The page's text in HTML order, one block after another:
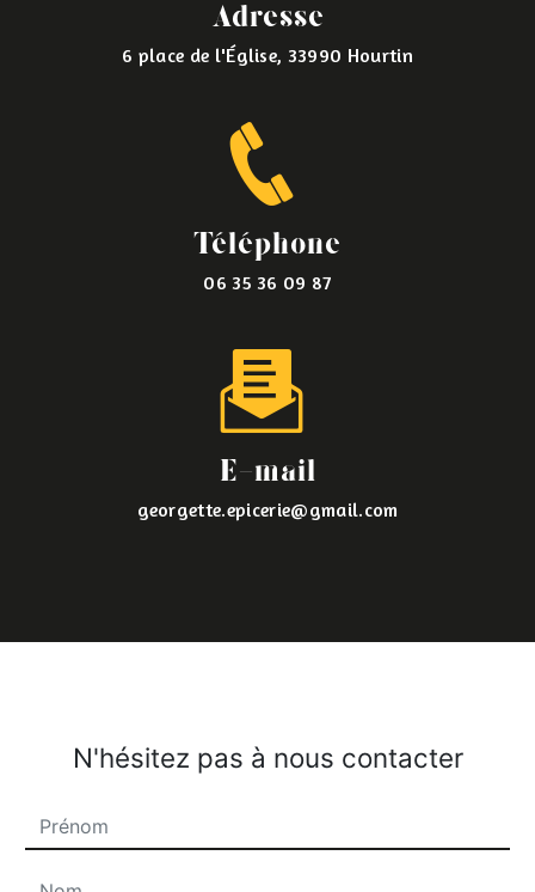
Adresse
6 place de l'Église, 33990 Hourtin
Téléphone
06 35 36 09 87
E-mail
georgette.epicerie@gmail.com
N'hésitez pas à nous contacter